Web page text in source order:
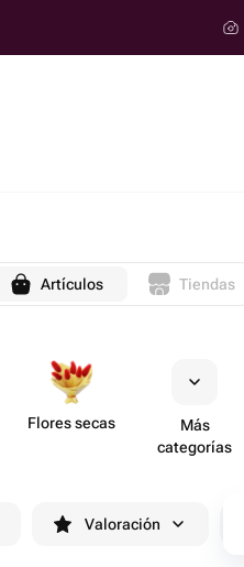
Artículos Tiendas
Flores secas
Más
categorías
Valoración